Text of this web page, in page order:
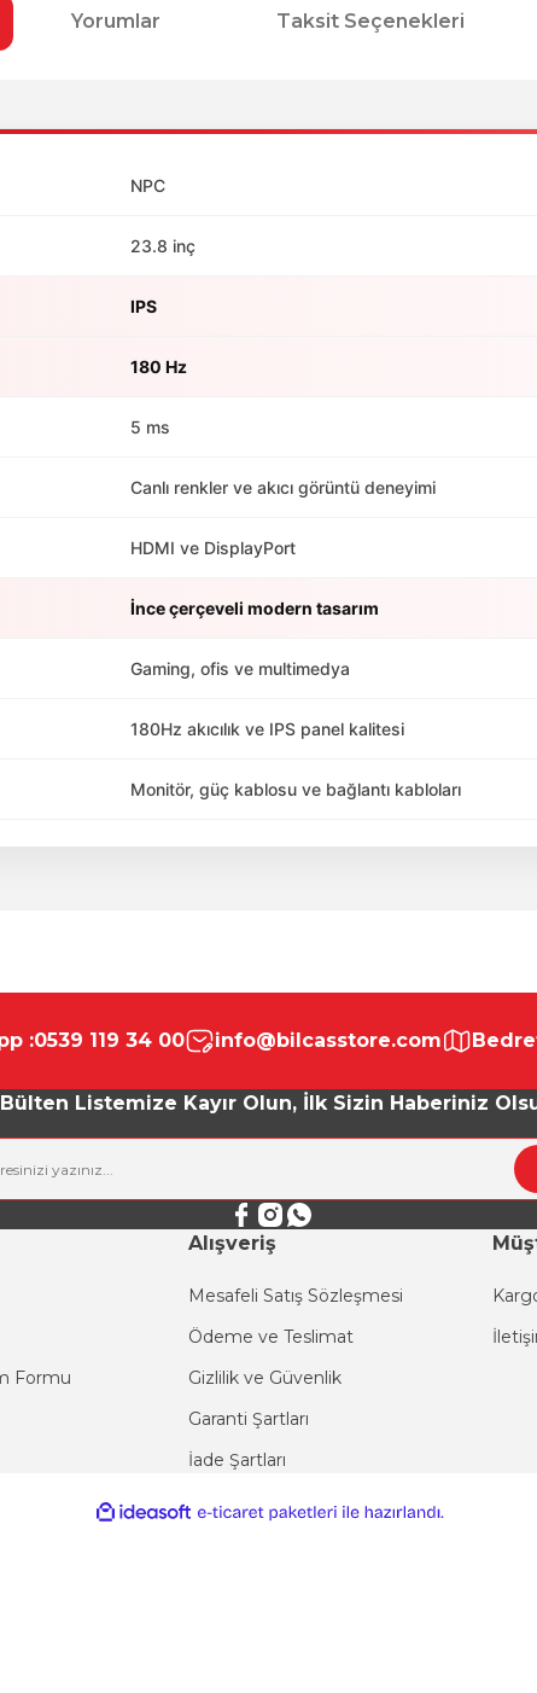
Yorumlar Taksit Seçenekleri
NPC
23.8 inç
IPS
180 Hz
5 ms
Canlı renkler ve akıcı görüntü deneyimi
HDMI ve DisplayPort
İnce çerçeveli modern tasarım
Gaming, ofis ve multimedya
180Hz akıcılık ve IPS panel kalitesi
Monitör, güç kablosu ve bağlantı kabloları
Gönder
:0539 119 34 00 info@bilcasstore.com
Listemize Kayır Olun, İlk Sizin Haberiniz
Formu
Alışveriş
Mesafeli Satış Sözleşmesi
Ödeme ve Teslimat
Gizlilik ve Güvenlik
Garanti Şartları
İade Şartları
ideasoft
e-